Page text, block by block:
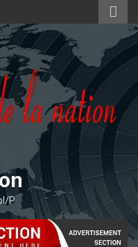
P